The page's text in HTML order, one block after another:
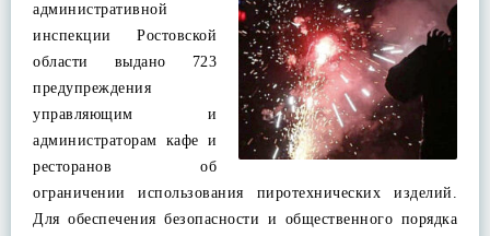
административной
инспекции Ростовской
области выдано 723
предупреждения
управляющим и
администраторам кафе и
ресторанов об
ограничении использования пиротехнических изделий.
Для обеспечения безопасности и общественного порядка